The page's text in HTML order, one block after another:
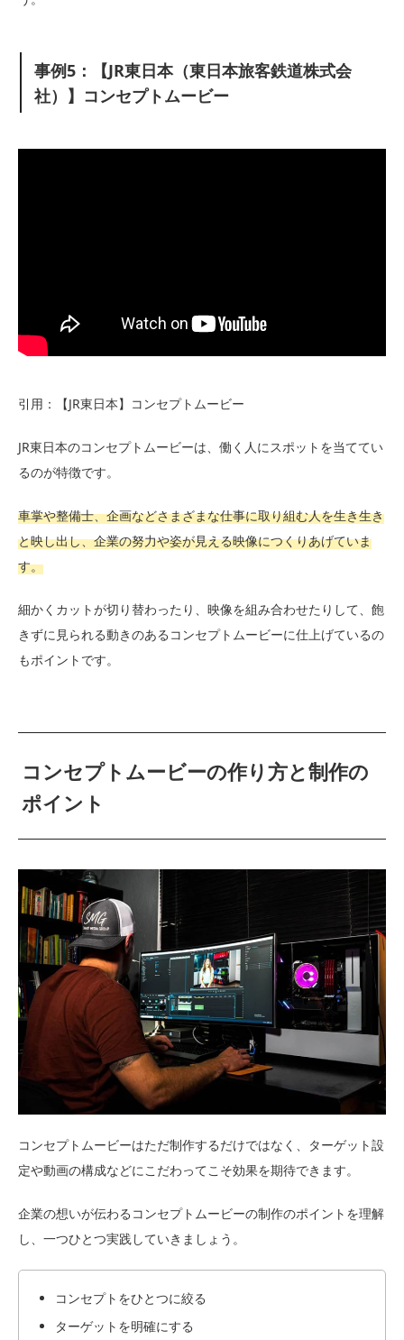
事例5：【JR東日本（東日本旅客鉄道株式会
社）】コンセプトムービー
引用：【JR東日本】コンセプトムービー
JR東日本のコンセプトムービーは、働く人にスポットを当ててい
るのが特徴です。
車掌や整備士、企画などさまざまな仕事に取り組む人を生き生き
と映し出し、企業の努力や姿が見える映像につくりあげていま
す。
細かくカットが切り替わったり、映像を組み合わせたりして、飽
きずに見られる動きのあるコンセプトムービーに仕上げているの
もポイントです。
コンセプトムービーの作り方と制作の
ポイント
コンセプトムービーはただ制作するだけではなく、ターゲット設
定や動画の構成などにこだわってこそ効果を期待できます。
企業の想いが伝わるコンセプトムービーの制作のポイントを理解
し、一つひとつ実践していきましょう。
コンセプトをひとつに絞る
ターゲットを明確にする